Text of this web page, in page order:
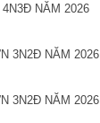
NĂM 2026
3N2Đ NĂM 2026
3N2Đ NĂM 2026